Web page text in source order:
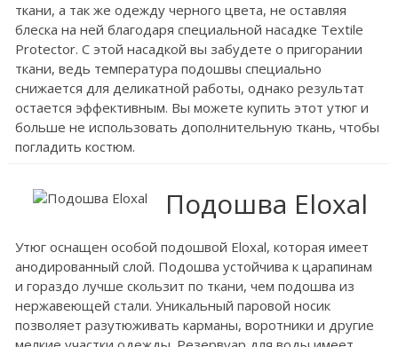
ткани, а так же одежду черного цвета, не оставляя
блеска на ней благодаря специальной насадке Textile
Protector. С этой насадкой вы забудете о пригорании
ткани, ведь температура подошвы специально
снижается для деликатной работы, однако результат
остается эффективным. Вы можете купить этот утюг и
больше не использовать дополнительную ткань, чтобы
погладить костюм.
Подошва Eloxal
Утюг оснащен особой подошвой Eloxal, которая имеет
анодированный слой. Подошва устойчива к царапинам
и гораздо лучше скользит по ткани, чем подошва из
нержавеющей стали. Уникальный паровой носик
позволяет разутюживать карманы, воротники и другие